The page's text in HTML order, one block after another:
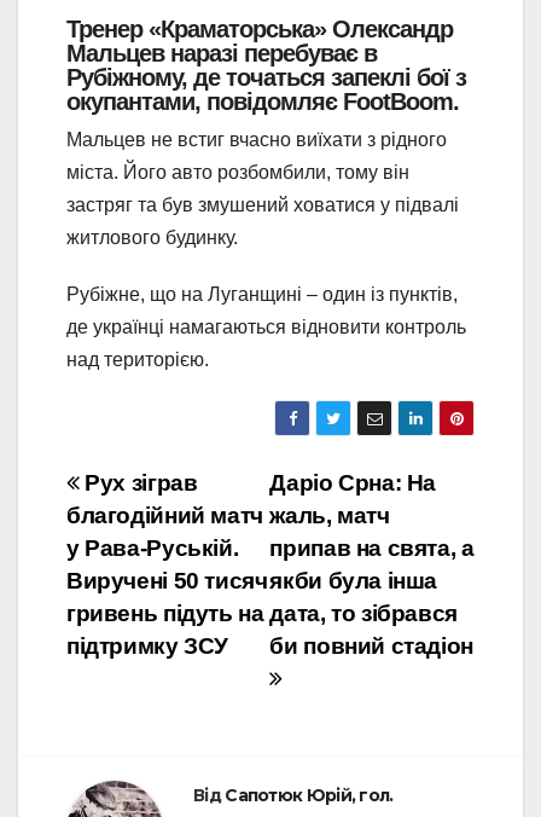
Тренер «Краматорська» Олександр
Мальцев наразі перебуває в
Рубіжному, де точаться запеклі бої з
окупантами, повідомляє FootBoom.
Мальцев не встиг вчасно виїхати з рідного
міста. Його авто розбомбили, тому він
застряг та був змушений ховатися у підвалі
житлового будинку.
Рубіжне, що на Луганщині – один із пунктів,
де українці намагаються відновити контроль
над територією.
Навігація
записів
Даріо Срна: На
жаль, матч
припав на свята, а
якби була інша
дата, то зібрався
би повний стадіон
Рух зіграв
благодійний матч
у Рава-Руській.
Виручені 50 тисяч
гривень підуть на
підтримку ЗСУ
ВідСапотюк Юрій, гол.